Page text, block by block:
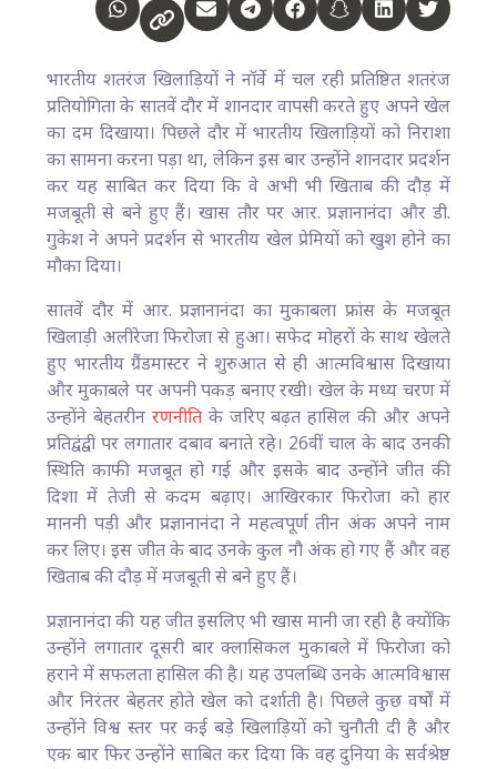
भारतीय शतरंज खिलाड़ियों ने नॉर्वे में चल रही प्रतिष्ठित शतरंज
प्रतियोगिता के सातवें दौर में शानदार वापसी करते हुए अपने खेल
का दम दिखाया। पिछले दौर में भारतीय खिलाड़ियों को निराशा
का सामना करना पड़ा था, लेकिन इस बार उन्होंने शानदार प्रदर्शन
कर यह साबित कर दिया कि वे अभी भी खिताब की दौड़ में
मजबूती से बने हुए हैं। खास तौर पर आर. प्रज्ञानानंदा और डी.
गुकेश ने अपने प्रदर्शन से भारतीय खेल प्रेमियों को खुश होने का
मौका दिया।
सातवें दौर में आर. प्रज्ञानानंदा का मुकाबला फ्रांस के मजबूत
खिलाड़ी अलीरेजा फिरोजा से हुआ। सफेद मोहरों के साथ खेलते
हुए भारतीय ग्रैंडमास्टर ने शुरुआत से ही आत्मविश्वास दिखाया
और मुकाबले पर अपनी पकड़ बनाए रखी। खेल के मध्य चरण में
उन्होंने बेहतरीन रणनीति के जरिए बढ़त हासिल की और अपने
प्रतिद्वंद्वी पर लगातार दबाव बनाते रहे। 26वीं चाल के बाद उनकी
स्थिति काफी मजबूत हो गई और इसके बाद उन्होंने जीत की
दिशा में तेजी से कदम बढ़ाए। आखिरकार फिरोजा को हार
माननी पड़ी और प्रज्ञानानंदा ने महत्वपूर्ण तीन अंक अपने नाम
कर लिए। इस जीत के बाद उनके कुल नौ अंक हो गए हैं और वह
खिताब की दौड़ में मजबूती से बने हुए हैं।
प्रज्ञानानंदा की यह जीत इसलिए भी खास मानी जा रही है क्योंकि
उन्होंने लगातार दूसरी बार क्लासिकल मुकाबले में फिरोजा को
हराने में सफलता हासिल की है। यह उपलब्धि उनके आत्मविश्वास
और निरंतर बेहतर होते खेल को दर्शाती है। पिछले कुछ वर्षों में
उन्होंने विश्व स्तर पर कई बड़े खिलाड़ियों को चुनौती दी है और
एक बार फिर उन्होंने साबित कर दिया कि वह दुनिया के सर्वश्रेष्ठ